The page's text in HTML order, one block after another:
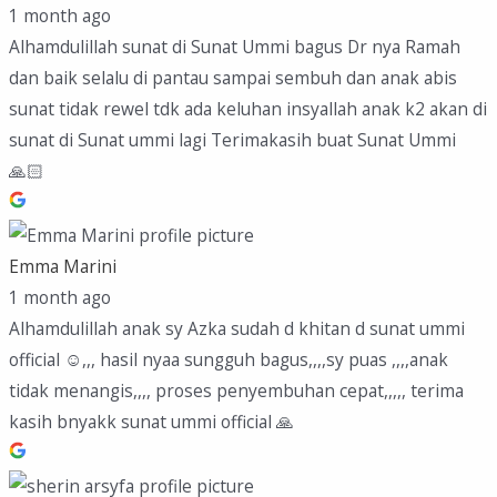
1 month ago
Alhamdulillah sunat di Sunat Ummi bagus Dr nya Ramah
dan baik selalu di pantau sampai sembuh dan anak abis
sunat tidak rewel tdk ada keluhan insyallah anak k2 akan di
sunat di Sunat ummi lagi Terimakasih buat Sunat Ummi
🙏🏻
Emma Marini
1 month ago
Alhamdulillah anak sy Azka sudah d khitan d sunat ummi
official ☺️,,, hasil nyaa sungguh bagus,,,,sy puas ,,,,anak
tidak menangis,,,, proses penyembuhan cepat,,,,, terima
kasih bnyakk sunat ummi official 🙏